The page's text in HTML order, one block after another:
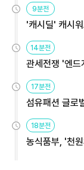
9분전
'캐시딜' 캐시
14분전
관세전쟁 '엔
용해야
17분전
섬유패션 글로
원
18분전
농식품부, '천